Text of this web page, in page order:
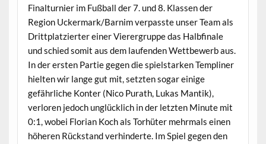
Finalturnier im Fußball der 7. und 8. Klassen der
Region Uckermark/Barnim verpasste unser Team als
Drittplatzierter einer Vierergruppe das Halbfinale
und schied somit aus dem laufenden Wettbewerb aus.
In der ersten Partie gegen die spielstarken Templiner
hielten wir lange gut mit, setzten sogar einige
gefährliche Konter (Nico Purath, Lukas Mantik),
verloren jedoch unglücklich in der letzten Minute mit
0:1, wobei Florian Koch als Torhüter mehrmals einen
höheren Rückstand verhinderte. Im Spiel gegen den